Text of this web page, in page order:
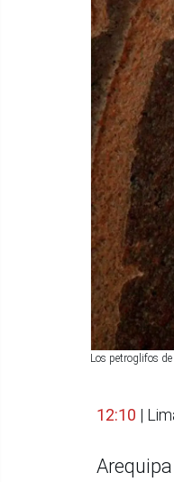
Los petroglifos
12:10 |